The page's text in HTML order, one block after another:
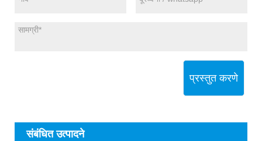
प्रस्तुत करणे
संबंधित उत्पादने